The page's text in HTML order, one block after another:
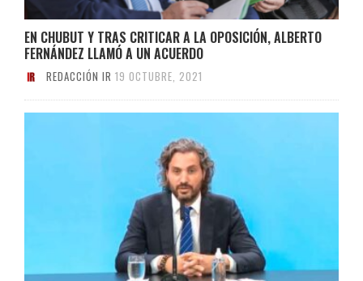
EN CHUBUT Y TRAS CRITICAR A LA OPOSICIÓN, ALBERTO
FERNÁNDEZ LLAMÓ A UN ACUERDO
REDACCIÓN IR 19 OCTUBRE, 2021